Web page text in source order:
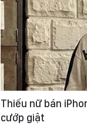
Thiếu nữ bán
cướp giật